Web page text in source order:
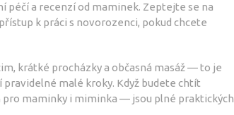
péčí a recenzí od maminek. Zeptejte se na
k práci s novorozenci, pokud chcete
krátké procházky a občasná masáž — to je
malé kroky. Když budete chtít
pro maminky i miminka — jsou plné praktických